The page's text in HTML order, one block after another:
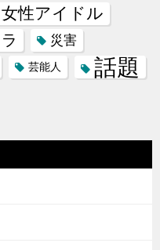
女性アイドル
災害
芸能人 話題